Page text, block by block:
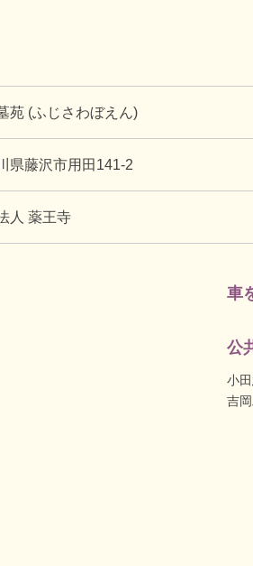
苑 (ふじさわぼえん)
県藤沢市用田141-2
人 薬王寺
車
公
小
吉